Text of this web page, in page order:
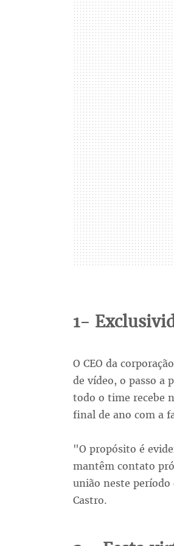
1-
O CEO da
de vídeo, o passo a
todo o time recebe
final de ano com a
"O propósito é
mantêm contato
união neste período
Castro.